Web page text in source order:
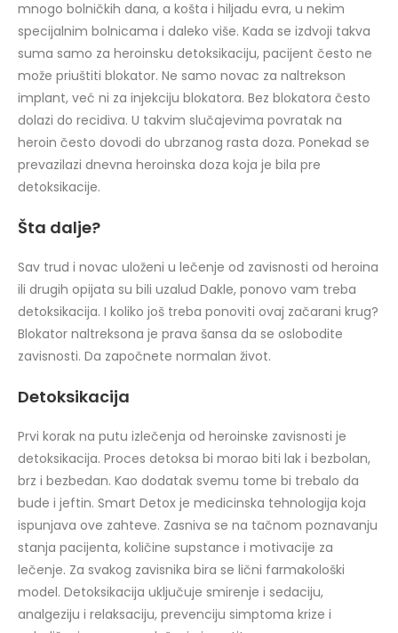
mnogo bolničkih dana, a košta i hiljadu evra, u nekim
specijalnim bolnicama i daleko više. Kada se izdvoji takva
suma samo za heroinsku detoksikaciju, pacijent često ne
može priuštiti blokator. Ne samo novac za naltrekson
implant, već ni za injekciju blokatora. Bez blokatora često
dolazi do recidiva. U takvim slučajevima povratak na
heroin često dovodi do ubrzanog rasta doza. Ponekad se
prevazilazi dnevna heroinska doza koja je bila pre
detoksikacije.
Šta dalje?
Sav trud i novac uloženi u lečenje od zavisnosti od heroina
ili drugih opijata su bili uzalud Dakle, ponovo vam treba
detoksikacija. I koliko još treba ponoviti ovaj začarani krug?
Blokator naltreksona je prava šansa da se oslobodite
zavisnosti. Da započnete normalan život.
Detoksikacija
Prvi korak na putu izlečenja od heroinske zavisnosti je
detoksikacija. Proces detoksa bi morao biti lak i bezbolan,
brz i bezbedan. Kao dodatak svemu tome bi trebalo da
bude i jeftin. Smart Detox je medicinska tehnologija koja
ispunjava ove zahteve. Zasniva se na tačnom poznavanju
stanja pacijenta, količine supstance i motivacije za
lečenje. Za svakog zavisnika bira se lični farmakološki
model. Detoksikacija uključuje smirenje i sedaciju,
analgeziju i relaksaciju, prevenciju simptoma krize i